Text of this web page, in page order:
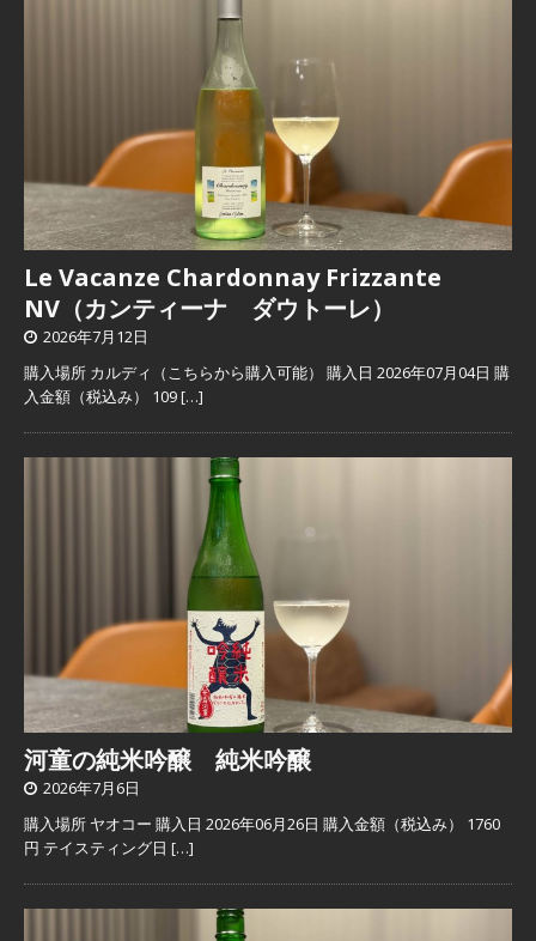
Le Vacanze Chardonnay Frizzante
NV（カンティーナ ダウトーレ）
2026年7月12日
購入場所 カルディ（こちらから購入可能） 購入日 2026年07月04日 購
入金額（税込み） 109[…]
河童の純米吟醸 純米吟醸
2026年7月6日
購入場所 ヤオコー 購入日 2026年06月26日 購入金額（税込み） 1760
円 テイスティング日 […]